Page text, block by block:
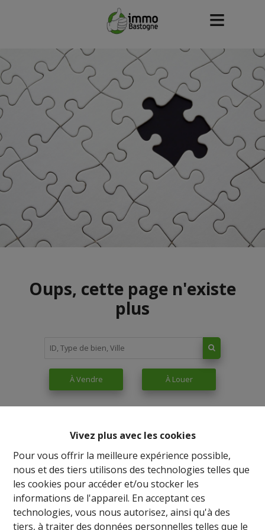
Vivez plus avec les cookies
Pour vous offrir la meilleure expérience possible,
nous et des tiers utilisons des technologies telles que
les cookies pour accéder et/ou stocker les
informations de l'appareil. En acceptant ces
technologies, vous nous autorisez, ainsi qu'à des
tiers, à traiter des données personnelles telles que le
Oups, cette page n'existe
plus
À Vendre À Louer